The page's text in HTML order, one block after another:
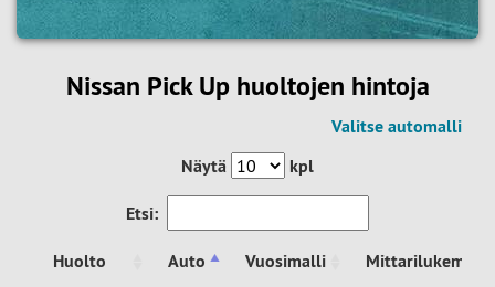
Nissan Pick Up huoltojen hintoja
Valitse automalli
Näytä
kpl
Etsi:
Huolto Auto Vuosimalli
Mittarilukema